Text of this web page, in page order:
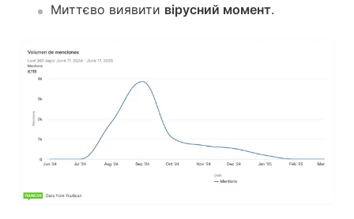
Миттєво виявити вірусний момент.